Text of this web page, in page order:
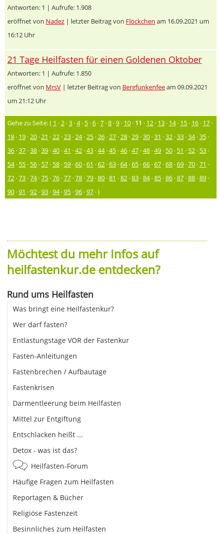
Antworten: 1 | Aufrufe: 1.908
eröffnet von Nadez | letzter Beitrag von Flöckchen am 16.09.2021 um
16:12 Uhr
21 Tage Heilfasten für einen Goldenen Oktober
Antworten: 1 | Aufrufe: 1.850
eröffnet von MrsV | letzter Beitrag von Bergfunkenfeeam 09.09.2021
um 21:12 Uhr
Gehe zu Seite: ( 1 ·2 ·3 ·4· 5 ·6 ·7 ·8 ·9 · 10 · 11 · 12 · 13 · 14· 15 · 16 · 17 ·
18 · 19 ·20 ·21 ·22 ·23 ·24·25 ·26 ·27 ·28 ·29 ·30 ·31 ·32 ·33 ·34·35 ·
36 ·37 ·38 ·39 ·40 ·41 ·42 ·43 ·44·45 ·46 ·47 ·48 ·49 · 50 · 51 · 52 · 53 ·
54· 55 · 56 · 57 · 58 · 59 ·60 ·61 ·62 ·63 ·64·65 ·66 ·67 ·68 ·69 ·70 ·71 ·
72 ·73 ·74·75 ·76 ·77 ·78 ·79 ·80 ·81 ·82 ·83 ·84·85 ·86 ·87 ·88 ·89 ·
90 ·91 ·92 ·93 ·94·95 ·96 ·97 · )
Möchtest du mehr Infos auf
heilfastenkur.de entdecken?
Rund ums Heilfasten
Was bringt eine Heilfastenkur?
Wer darf fasten?
Entlastungstage VOR der Fastenkur
Fasten-Anleitungen
Fastenbrechen / Aufbautage
Fastenkrisen
Darmentleerung beim Heilfasten
Mittel zur Entgiftung
Entschlacken heißt ...
Detox - was ist das?
Heilfasten-Forum
Häufige Fragen zum Heilfasten
Reportagen & Bücher
Religiöse Fastenzeit
Besinnliches zum Heilfasten